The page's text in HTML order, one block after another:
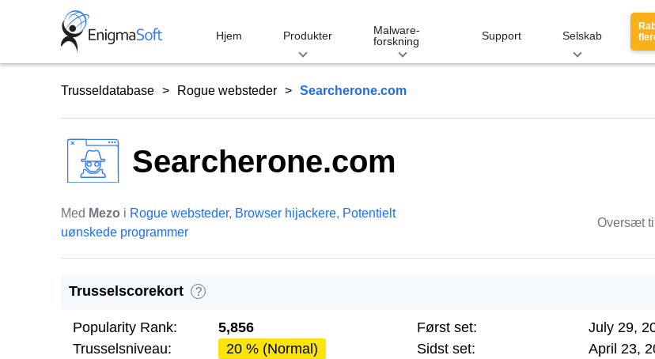
Hjem Produkter
Malware-
forskning
Support Selskab
Trusseldatabase Rogue websteder Searcherone.com
Searcherone.com
Med Mezo i Rogue websteder, Browser hijackere, Potentielt
uønskede programmer
Oversæt
Trusselscorekort ?
Popularity Rank:
5,856
Trusselsniveau:
20 % (Normal)
Først set:
July 29,
Sidst set:
April 23,